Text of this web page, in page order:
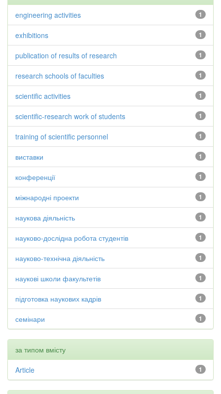
1
engineering activities
1
exhibitions
1
publication of results of research
1
research schools of faculties
1
scientific activities
1
scientific-research work of students
1
training of scientific personnel
1
виставки
1
конференції
1
міжнародні проекти
1
наукова діяльність
1
науково-дослідна робота студентів
1
науково-технічна діяльність
1
наукові школи факультетів
1
підготовка наукових кадрів
1
семінари
за типом вмісту
1
Article